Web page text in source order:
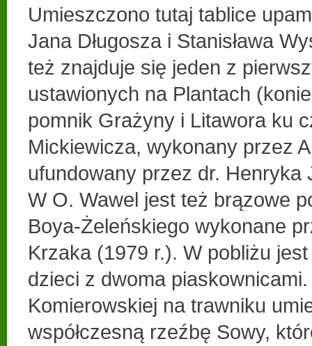
Umieszczono tutaj tablice
Jana Długosza i Stanisława
też znajduje się jeden z
ustawionych na Plantach
pomnik Grażyny i Litawora ku
Mickiewicza, wykonany przez
ufundowany przez dr. Henryka
W O. Wawel jest też brązowe
Boya-Żeleńskiego wykonane
Krzaka (1979 r.). W pobliżu
dzieci z dwoma
Komierowskiej na trawniku
współczesną rzeźbę Sowy,